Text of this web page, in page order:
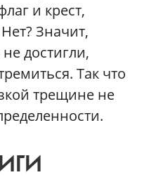
и крест,
Значит,
достигли,
Так что
трещине не